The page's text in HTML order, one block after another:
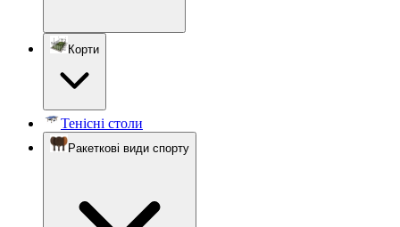
Корти
Тенісні столи
Ракеткові види спорту